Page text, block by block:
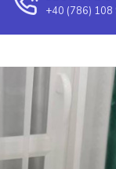
+40 (786)